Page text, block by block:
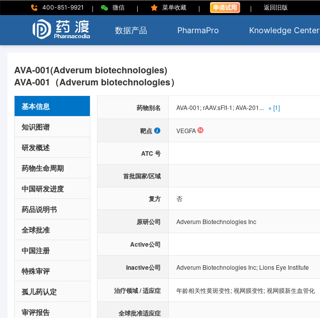
400-851-9921 | 微信 | 菜单收藏 | | 返回旧版
数据产品 PharmaPro Knowledge Center
AVA-001(Adverum biotechnologies)
AVA-001（Adverum biotechnologies）
基本信息
知识图谱
研发概述
药物生命周期
中国研发进度
药品说明书
全球批准
中国注册
特殊审评
孤儿药认定
审评报告
药物别名 AVA-001; rAAV.sFlt-1; AVA-201... + [1]
靶点 VEGFA
ATC 号
首批国家/区域
复方 否
原研公司 Adverum Biotechnologies Inc
Active公司
Inactive公司 Adverum Biotechnologies Inc; Lions Eye Institute
治疗领域 / 适应症 年龄相关性黄斑变性;视网膜变性;视网膜新生血管化
全球批准适应症